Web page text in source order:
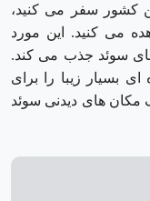
کشور سفر می کنید،
می کنید. این مورد
سوئد جذب می کند.
بسیار زیبا را برای
های دیدنی سوئد